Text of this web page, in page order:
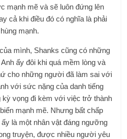
mạnh mẽ và sẽ luôn đứng lên
cả khi điều đó có nghĩa là phải
mạnh.
mình, Shanks cũng có những
ấy đôi khi quá mềm lòng và
cho những người đã làm sai với
với sức nặng của danh tiếng
vọng đi kèm với việc trở thành
mạnh mẽ. Nhưng bất chấp
là một nhân vật đáng ngưỡng
truyện, được nhiều người yêu